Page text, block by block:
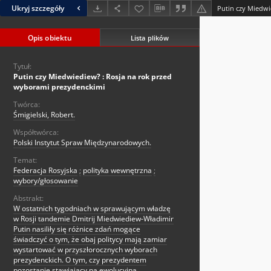
Ukryj szczegóły
Opis obiektu Lista plików
Tytuł:
Putin czy Miedwiediew? : Rosja na rok przed
wyborami prezydenckimi
Twórca:
Śmigielski, Robert.
Współtwórca:
Polski Instytut Spraw Międzynarodowych.
Temat:
Federacja Rosyjska ; polityka wewnętrzna ;
wybory/głosowanie
Abstrakt:
W ostatnich tygodniach w sprawującym władzę
w Rosji tandemie Dmitrij Miedwiediew-Władimir
Putin nasiliły się różnice zdań mogące
świadczyć o tym, że obaj politycy mają zamiar
wystartować w przyszłorocznych wyborach
prezydenckich. O tym, czy prezydentem